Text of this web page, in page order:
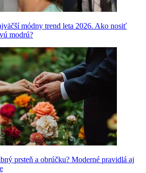
módny trend leta 2026. Ako nosiť
modrú?
prsteň a obrúčku? Moderné pravidlá aj